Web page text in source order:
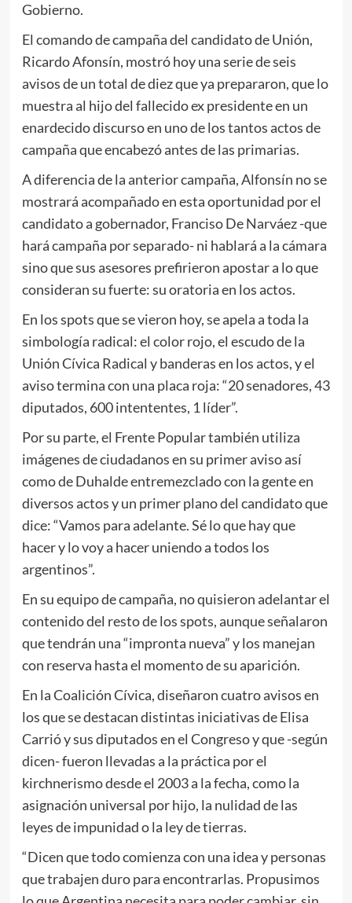
Gobierno.
El comando de campaña del candidato de Unión,
Ricardo Afonsín, mostró hoy una serie de seis
avisos de un total de diez que ya prepararon, que lo
muestra al hijo del fallecido ex presidente en un
enardecido discurso en uno de los tantos actos de
campaña que encabezó antes de las primarias.
A diferencia de la anterior campaña, Alfonsín no se
mostrará acompañado en esta oportunidad por el
candidato a gobernador, Franciso De Narváez -que
hará campaña por separado- ni hablará a la cámara
sino que sus asesores prefirieron apostar a lo que
consideran su fuerte: su oratoria en los actos.
En los spots que se vieron hoy, se apela a toda la
simbología radical: el color rojo, el escudo de la
Unión Cívica Radical y banderas en los actos, y el
aviso termina con una placa roja: “20 senadores, 43
diputados, 600 intententes, 1 líder”.
Por su parte, el Frente Popular también utiliza
imágenes de ciudadanos en su primer aviso así
como de Duhalde entremezclado con la gente en
diversos actos y un primer plano del candidato que
dice: “Vamos para adelante. Sé lo que hay que
hacer y lo voy a hacer uniendo a todos los
argentinos”.
En su equipo de campaña, no quisieron adelantar el
contenido del resto de los spots, aunque señalaron
que tendrán una “impronta nueva” y los manejan
con reserva hasta el momento de su aparición.
En la Coalición Cívica, diseñaron cuatro avisos en
los que se destacan distintas iniciativas de Elisa
Carrió y sus diputados en el Congreso y que -según
dicen- fueron llevadas a la práctica por el
kirchnerismo desde el 2003 a la fecha, como la
asignación universal por hijo, la nulidad de las
leyes de impunidad o la ley de tierras.
“Dicen que todo comienza con una idea y personas
que trabajen duro para encontrarlas. Propusimos